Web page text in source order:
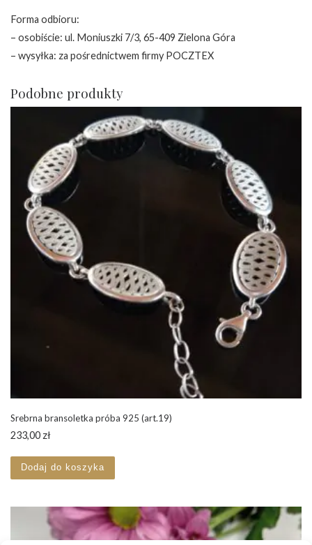
Forma odbioru:
– osobiście: ul. Moniuszki 7/3, 65-409 Zielona Góra
– wysyłka: za pośrednictwem firmy POCZTEX
Podobne produkty
Srebrna bransoletka próba 925 (art.19)
233,00 zł
Dodaj do koszyka